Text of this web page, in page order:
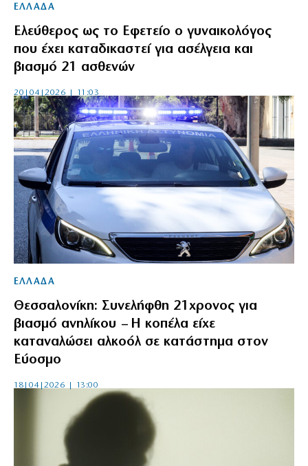
ΕΛΛΑΔΑ
Ελεύθερος ως το Εφετείο ο γυναικολόγος
που έχει καταδικαστεί για ασέλγεια και
βιασμό 21 ασθενών
20|04|2026 | 11:03
ΕΛΛΑΔΑ
Θεσσαλονίκη: Συνελήφθη 21χρονος για
βιασμό ανηλίκου – Η κοπέλα είχε
καταναλώσει αλκοόλ σε κατάστημα στον
Εύοσμο
18|04|2026 | 13:00